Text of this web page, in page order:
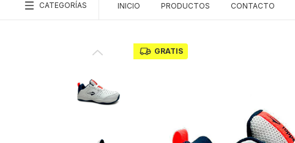
CATEGORÍAS INICIO PRODUCTOS CONTACTO
GRATIS